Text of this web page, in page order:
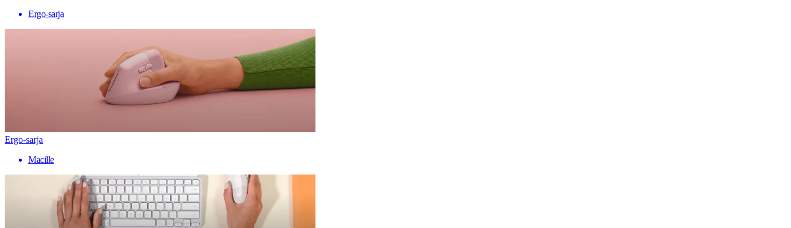
Ergo-sarja
Ergo-sarja
Macille